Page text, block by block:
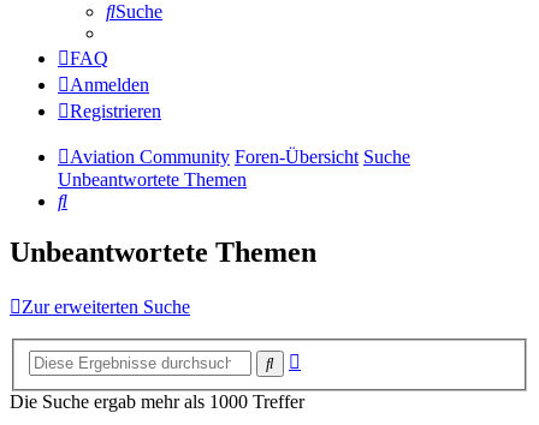
Suche
FAQ
Anmelden
Registrieren
Aviation Community Foren-Übersicht Suche
Unbeantwortete Themen
Suche
Unbeantwortete Themen
Zur erweiterten Suche
Suche
Die Suche ergab mehr als 1000 Treffer